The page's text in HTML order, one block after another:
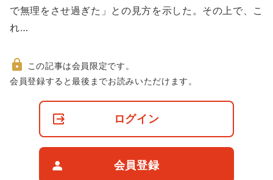
で無理をさせ過ぎた」との見方を示した。その上で、こ
れ…
非
この記事は会員限定です。
会員登録すると最後までお読みいただけます。
ログイン
会員登録